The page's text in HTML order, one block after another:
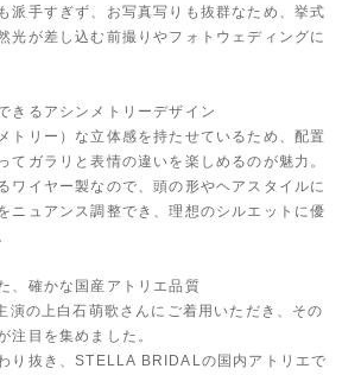
派手すぎず、お写真写りも抜群なため、挙式
光が差し込む前撮りやフォトウェディングに
きるアシンメトリーデザイン
トリー）な立体感を持たせているため、配置
てガラリと表情の違いを楽しめるのが魅力。
ワイヤー製なので、頭の形やヘアスタイルに
ニュアンス調整でき、理想のシルエットに優
、確かな国産アトリエ品質
演の上白石萌歌さんにご着用いただき、その
注目を集めました。
り抜き、STELLA BRIDALの国内アトリエで